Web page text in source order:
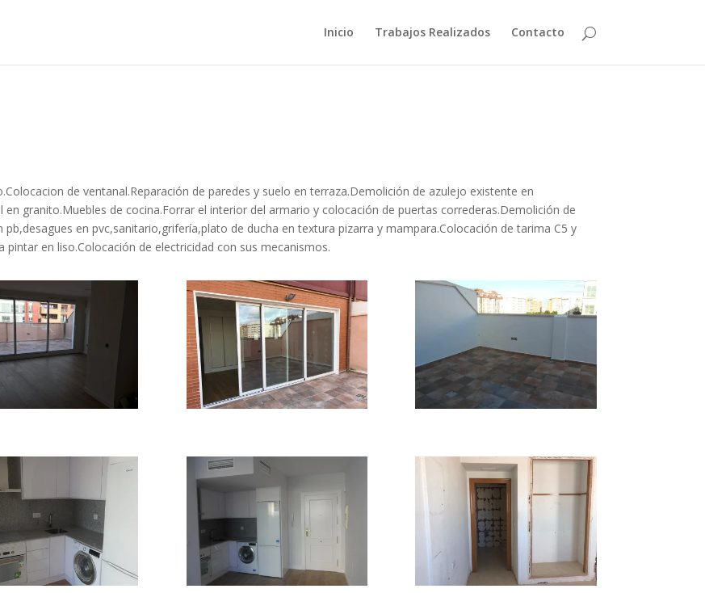
Inicio Trabajos Realizados Contacto
de ventanal.Reparación de paredes y suelo en terraza.Demolición de azulejo existente en
granito.Muebles de cocina.Forrar el interior del armario y colocación de puertas correderas.Demolición de
en pvc,sanitario,grifería,plato de ducha en textura pizarra y mampara.Colocación de tarima C5 y
en liso.Colocación de electricidad con sus mecanismos.